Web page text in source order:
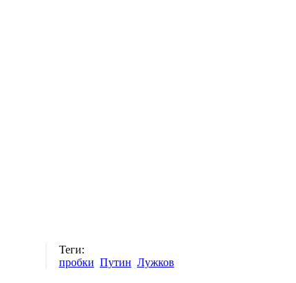
Теги:
пробки Путин Лужков